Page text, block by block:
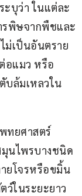
ะบุว่า ในแต่ละ
รพิษจากพืชและ
ม่เป็นอันตราย
อแมว หรือ
บล้มเหลวใน
ทยศาสตร์
นไพรบางชนิด
ยโจรหรือขมิ้น
ในระยะยาว